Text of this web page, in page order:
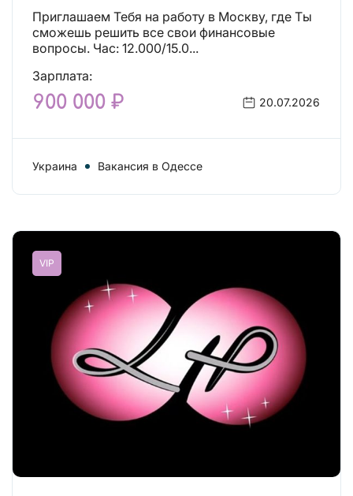
Приглашаем Тебя на работу в Москву, где Ты
сможешь решить все свои финансовые
вопросы. Час: 12.000/15.0...
Зарплата:
900 000 ₽ 20.07.2026
Украина Вакансия в Одессе
VIP